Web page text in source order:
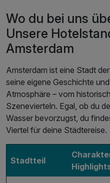
Wo du bei uns
Unsere
Amsterdam
Amsterdam ist eine Stadt
seine eigene Geschichte
Atmosphäre – vom
Szenevierteln. Egal, ob du
Wasser bevorzugst, du
Viertel für deine Städtereise.
Stadtteil